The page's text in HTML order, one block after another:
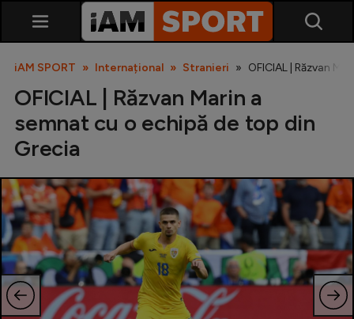
SuperLiga
Liga 2
Cupa României
Echipa Națională
iAM SPORT Internațional Stranieri OFICIAL | Răzvan
OFICIAL | Răzvan Marin a
semnat cu o echipă de top din
Grecia